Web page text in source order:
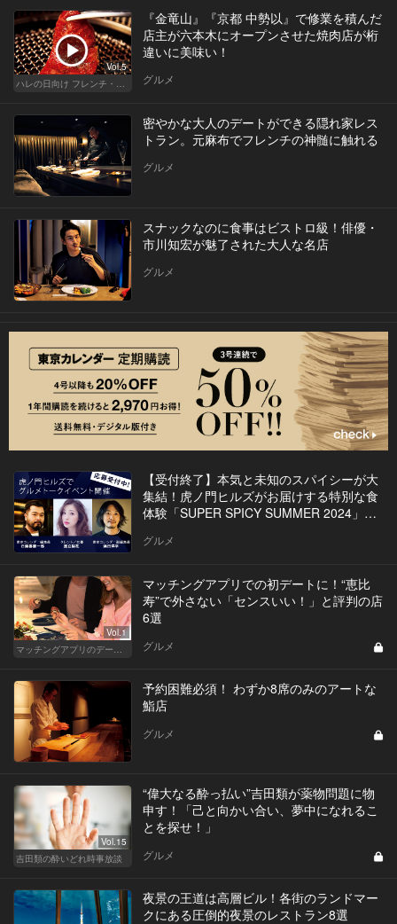
Vol.5
ハレの日向け フレンチ・高級店
『金竜山』『京都 中勢以』で修業を積んだ
店主が六本木にオープンさせた焼肉店が桁
違いに美味い！
グルメ
密やかな大人のデートができる隠れ家レス
トラン。元麻布でフレンチの神髄に触れる
グルメ
スナックなのに食事はビストロ級！俳優・
市川知宏が魅了された大人な名店
グルメ
【受付終了】本気と未知のスパイシーが大
集結！虎ノ門ヒルズがお届けする特別な食
体験「SUPER SPICY SUMMER 2024」イ
グルメ
Vol.1
マッチングアプリのデートにおすすめの人気店
マッチングアプリでの初デートに！“恵比
寿”で外さない「センスいい！」と評判の店
6選
グルメ
予約困難必須！ わずか8席のみのアートな
鮨店
グルメ
Vol.15
吉田類の酔いどれ時事放談
“偉大なる酔っ払い”吉田類が薬物問題に物
申す！「己と向かい合い、夢中になれるこ
とを探せ！」
グルメ
夜景の王道は高層ビル！各街のランドマー
クにある圧倒的夜景のレストラン8選